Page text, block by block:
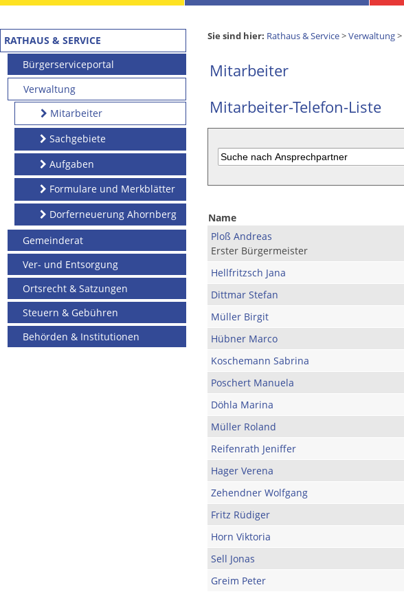
RATHAUS & SERVICE
Bürgerserviceportal
Verwaltung
Mitarbeiter
Sachgebiete
Aufgaben
Formulare und Merkblätter
Dorferneuerung Ahornberg
Gemeinderat
Ver- und Entsorgung
Ortsrecht & Satzungen
Steuern & Gebühren
Behörden & Institutionen
Sie sind hier: Rathaus & Service>Verwaltung>
Mitarbeiter
Mitarbeiter-Telefon-Liste
Name
Ploß Andreas
Erster Bürgermeister
Hellfritzsch Jana
Dittmar Stefan
Müller Birgit
Hübner Marco
Koschemann Sabrina
Poschert Manuela
Döhla Marina
Müller Roland
Reifenrath Jeniffer
Hager Verena
Zehendner Wolfgang
Fritz Rüdiger
Horn Viktoria
Sell Jonas
Greim Peter